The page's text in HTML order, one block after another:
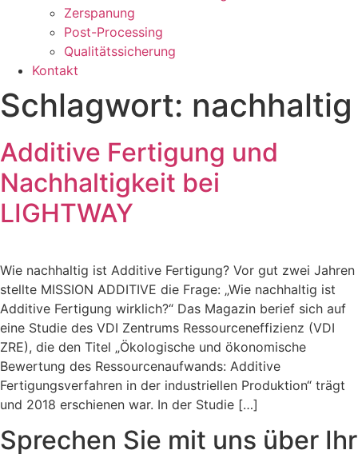
Zerspanung
Post-Processing
Qualitätssicherung
Kontakt
Schlagwort: nachhaltig
Additive Fertigung und
Nachhaltigkeit bei
LIGHTWAY
Wie nachhaltig ist Additive Fertigung? Vor gut zwei Jahren
stellte MISSION ADDITIVE die Frage: „Wie nachhaltig ist
Additive Fertigung wirklich?“ Das Magazin berief sich auf
eine Studie des VDI Zentrums Ressourceneffizienz (VDI
ZRE), die den Titel „Ökologische und ökonomische
Bewertung des Ressourcenaufwands: Additive
Fertigungsverfahren in der industriellen Produktion“ trägt
und 2018 erschienen war. In der Studie […]
Sprechen Sie mit uns über Ihr